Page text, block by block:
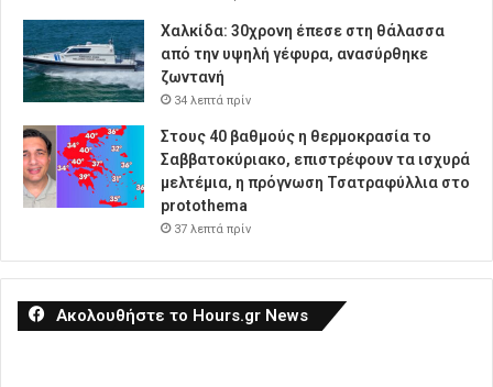
Χαλκίδα: 30χρονη έπεσε στη θάλασσα
από την υψηλή γέφυρα, ανασύρθηκε
ζωντανή
34 λεπτά πρίν
Στους 40 βαθμούς η θερμοκρασία το
Σαββατοκύριακο, επιστρέφουν τα ισχυρά
μελτέμια, η πρόγνωση Τσατραφύλλια στο
protothema
37 λεπτά πρίν
Ακολουθήστε το Hours.gr News